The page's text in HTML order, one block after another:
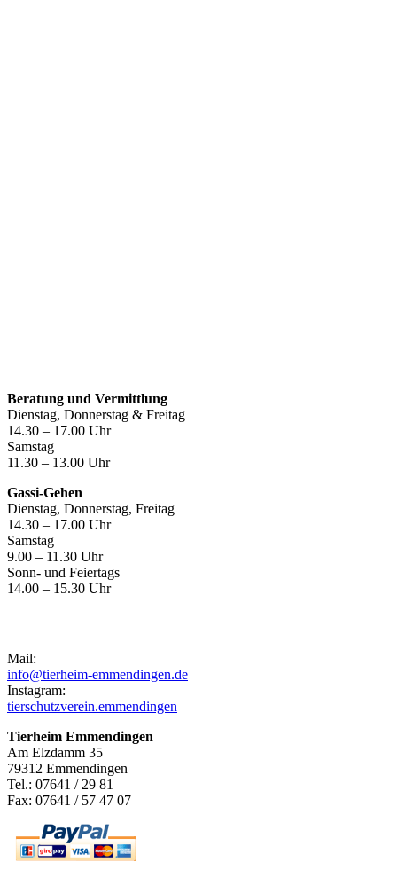
Beratung und Vermittlung
Dienstag, Donnerstag & Freitag
14.30 – 17.00 Uhr
Samstag
11.30 – 13.00 Uhr
Gassi-Gehen
Dienstag, Donnerstag, Freitag
14.30 – 17.00 Uhr
Samstag
9.00 – 11.30 Uhr
Sonn- und Feiertags
14.00 – 15.30 Uhr
Mail:
info@tierheim-emmendingen.de
Instagram:
tierschutzverein.emmendingen
Tierheim Emmendingen
Am Elzdamm 35
79312 Emmendingen
Tel.: 07641 / 29 81
Fax: 07641 / 57 47 07